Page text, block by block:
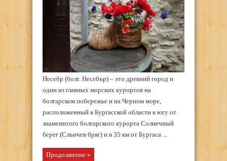
Несебр (болг. Несебър) – это древний город и
один из главных морских курортов на
болгарском побережье и на Черном море,
расположенный в Бургасской области к югу от
знаменитого болгарского курорта Солнечный
берег (Слънчев бряг) и в 35 км от Бургаса ...
Продолжение »